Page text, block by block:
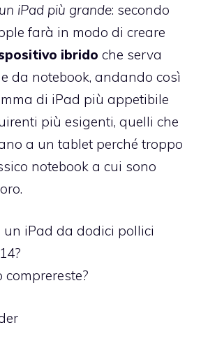
un iPad più grande: secondo
farà in modo di creare
ibrido che serva
da notebook, andando così
di iPad più appetibile
più esigenti, quelli che
a un tablet perché troppo
notebook a cui sono
un iPad da dodici pollici
comprereste?